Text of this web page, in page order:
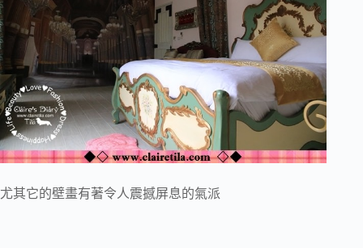
尤其它的壁畫有著令人震撼屏息的氣派